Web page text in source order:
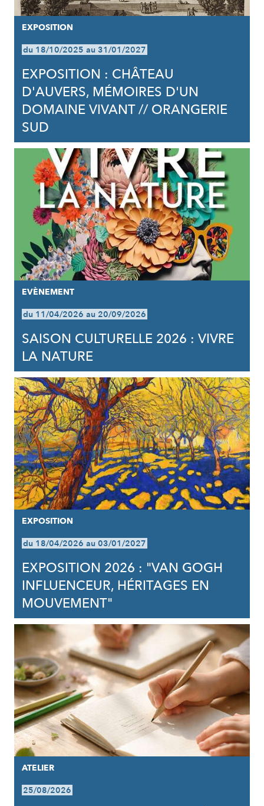
EXPOSITION
du 18/10/2025 au 31/01/2027
EXPOSITION : CHÂTEAU
D'AUVERS, MÉMOIRES D'UN
DOMAINE VIVANT // ORANGERIE
SUD
EVÈNEMENT
du 11/04/2026 au 20/09/2026
SAISON CULTURELLE 2026 : VIVRE
LA NATURE
EXPOSITION
du 18/04/2026 au 03/01/2027
EXPOSITION 2026 : "VAN GOGH
INFLUENCEUR, HÉRITAGES EN
MOUVEMENT"
ATELIER
25/08/2026